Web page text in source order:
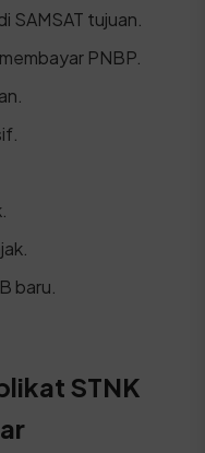
SAMSAT tujuan.
PNBP.
baru.
STNK